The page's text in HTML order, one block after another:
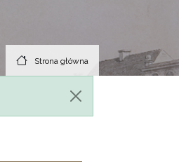
Strona główna